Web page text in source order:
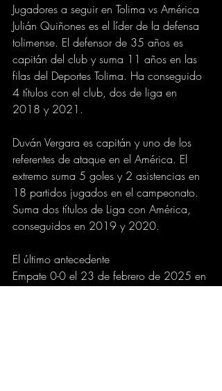
Jugadores a seguir en Tolima vs América
Julián Quiñones es el líder de la defensa
tolimense. El defensor de 35 años es
capitán del club y suma 11 años en las
filas del Deportes Tolima. Ha conseguido
4 títulos con el club, dos de liga en
2018 y 2021.
Duván Vergara es capitán y uno de los
referentes de ataque en el América. El
extremo suma 5 goles y 2 asistencias en
18 partidos jugados en el campeonato.
Suma dos títulos de Liga con América,
conseguidos en 2019 y 2020.
El último antecedente
Empate 0-0 el 23 de febrero de 2025 en